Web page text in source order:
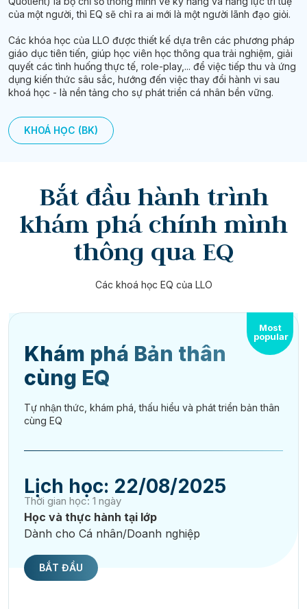
của một người, thì EQ sẽ chỉ ra ai mới là một người lãnh đạo giỏi.
Các khóa học của LLO được thiết kế dựa trên các phương pháp
giáo dục tiên tiến, giúp học viên học thông qua trải nghiệm, giải
quyết các tình huống thực tế, role-play,... để việc tiếp thu và ứng
dụng kiến thức sâu sắc, hướng đến việc thay đổi hành vi sau
khoá học - là nền tảng cho sự phát triển cá nhân bền vững.
KHOÁ HỌC (BK)
Bắt đầu hành trình
khám phá chính mình
thông qua EQ
Các khoá học EQ của LLO
Khám phá Bản thân
cùng EQ
Tự nhận thức, khám phá, thấu hiểu và phát triển bản thân
cùng EQ
Most
popular
Lịch học: 22/08/2025
Thời gian học: 1 ngày
Học và thực hành tại lớp
Dành cho Cá nhân/Doanh nghiệp
BẮT ĐẦU